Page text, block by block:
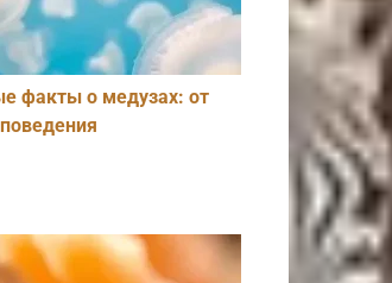
факты о медузах: от